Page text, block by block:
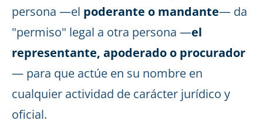
persona —el poderante o mandante— da
"permiso" legal a otra persona —el
representante, apoderado o procurador
— para que actúe en su nombre en
cualquier actividad de carácter jurídico y
oficial.